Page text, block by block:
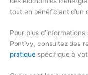
tout en bénéficiant d’un
Pour plus
Pontivy, consultez des
pratique spécifique à